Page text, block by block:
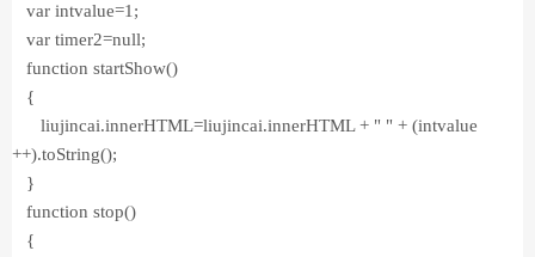
var intvalue=1;
var timer2=null;
function startShow()
{
liujincai.innerHTML=liujincai.innerHTML + " " + (intvalue
++).toString();
}
function stop()
{